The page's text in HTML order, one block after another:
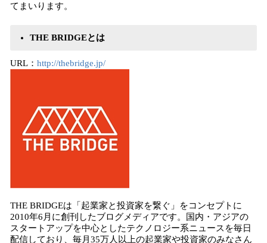
てまいります。
THE BRIDGEとは
URL： http://thebridge.jp/
THE BRIDGEは「起業家と投資家を繋ぐ」をコンセプトに
2010年6月に創刊したブログメディアです。国内・アジアの
スタートアップを中心としたテクノロジー系ニュースを毎日
配信しており、毎月35万人以上の起業家や投資家のみなさん